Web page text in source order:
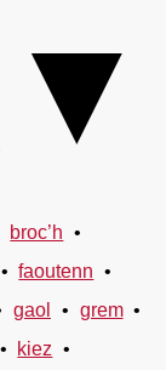
▼
broc’h
faoutenn
gaol
grem
kiez